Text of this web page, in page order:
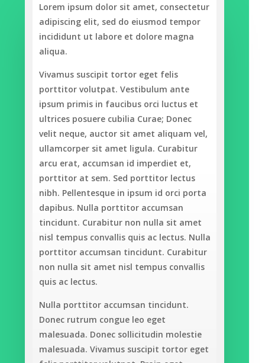
Lorem ipsum dolor sit amet, consectetur
adipiscing elit, sed do eiusmod tempor
incididunt ut labore et dolore magna
aliqua.
Vivamus suscipit tortor eget felis
porttitor volutpat. Vestibulum ante
ipsum primis in faucibus orci luctus et
ultrices posuere cubilia Curae; Donec
velit neque, auctor sit amet aliquam vel,
ullamcorper sit amet ligula. Curabitur
arcu erat, accumsan id imperdiet et,
porttitor at sem. Sed porttitor lectus
nibh. Pellentesque in ipsum id orci porta
dapibus. Nulla porttitor accumsan
tincidunt. Curabitur non nulla sit amet
nisl tempus convallis quis ac lectus. Nulla
porttitor accumsan tincidunt. Curabitur
non nulla sit amet nisl tempus convallis
quis ac lectus.
Nulla porttitor accumsan tincidunt.
Donec rutrum congue leo eget
malesuada. Donec sollicitudin molestie
malesuada. Vivamus suscipit tortor eget